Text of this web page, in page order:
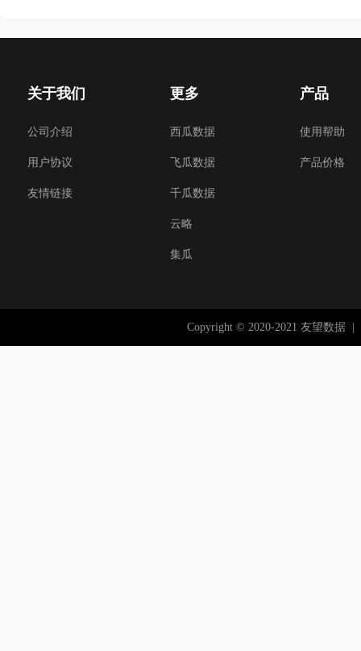
关于我们
公司介绍
用户协议
友情链接
更多
西瓜数据
飞瓜数据
千瓜数据
云略
集瓜
产品
使用帮助
产品价格
Copyright © 2020-2021 友望数据